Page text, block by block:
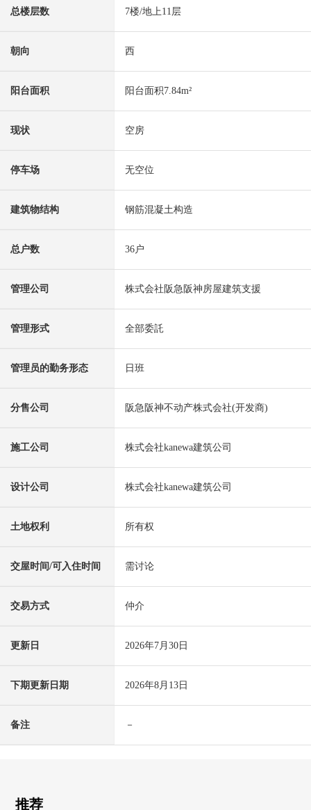
总楼层数 7楼/地上11层
朝向 西
阳台面积 阳台面积7.84m²
现状 空房
停车场 无空位
建筑物结构 钢筋混凝土构造
总户数 36户
管理公司 株式会社阪急阪神房屋建筑支援
管理形式 全部委託
管理员的勤务形态 日班
分售公司 阪急阪神不动产株式会社(开发商)
施工公司 株式会社kanewa建筑公司
设计公司 株式会社kanewa建筑公司
土地权利 所有权
交屋时间/可入住时间 需讨论
交易方式 仲介
更新日 2026年7月30日
下期更新日期 2026年8月13日
备注 －
推荐